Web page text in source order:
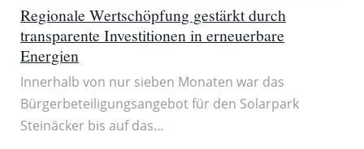
Regionale Wertschöpfung gestärkt durch
transparente Investitionen in erneuerbare
Energien
Innerhalb von nur sieben Monaten war das
Bürgerbeteiligungsangebot für den Solarpark
Steinäcker bis auf das…